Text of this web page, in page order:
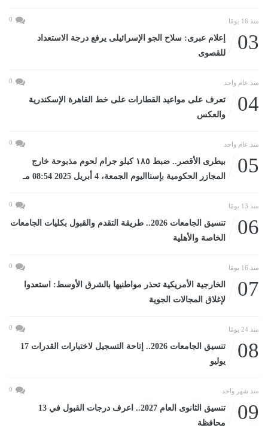
منذ 16 يومًا 0
03
إعلام عبرى: سلاح الجو الإسرائيلى يرفع درجة الاستعداد
للقصوى
منذ عام واحد 0
04
تعرف على مواعيد القطارات على خط القاهرة الإسكندرية
والعكس
منذ عام واحد 0
05
بيطرى الأقصر.. ضبط ١٨٥ كيلو جرام لحوم مذبوحة خارج
المجازر الحكومية بإسنااليوم الجمعة، 4 أبريل 2025 08:54 مـ
منذ 13 يومًا 0
06
تنسيق الجامعات 2026.. طريقة التقدم والقبول بكليات الجامعات
الخاصة والأهلية
منذ 16 يومًا 0
07
الخارجية الأمريكية تحذر مواطنيها بالشرق الأوسط: استعدوا
لإغلاق المجالات الجوية
منذ 24 يومًا 0
08
تنسيق الجامعات 2026.. إتاحة التسجيل لاختبارات القدرات 17
يوليو
منذ شهر واحد 0
09
تنسيق الثانوى العام 2027.. اعرف درجات القبول في 13
محافظة